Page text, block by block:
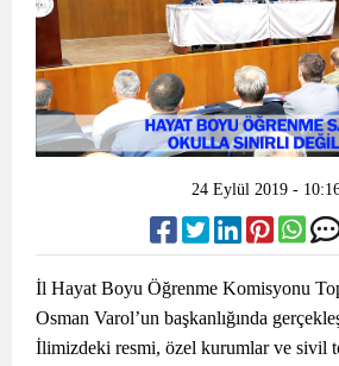
24 Eylül 2019 -
İl Hayat Boyu Öğrenme Komisyonu
Osman Varol’un başkanlığında
İlimizdeki resmi, özel kurumlar ve sivil